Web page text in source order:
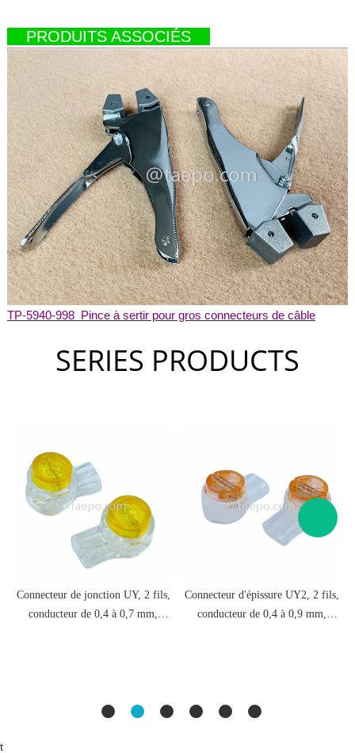
PRODUITS ASSOCIÉS
TP-5940-998 Pince à sertir pour gros connecteurs de câble
SERIES PRODUCTS
Connecteur de jonction UY, 2 fils,
conducteur de 0,4 à 0,7 mm,
Connecteur d'épissure UY2, 2 fils,
conducteur de 0,4 à 0,9 mm,
t